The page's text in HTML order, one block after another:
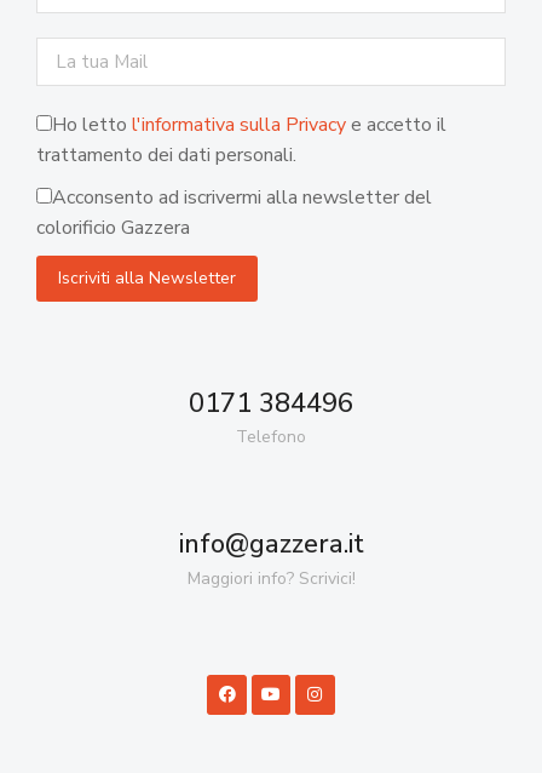
Ho letto l'informativa sulla Privacye accetto il
trattamento dei dati personali.
Acconsento ad iscrivermi alla newsletter del
colorificio Gazzera
0171 384496
Telefono
info@gazzera.it
Maggiori info? Scrivici!